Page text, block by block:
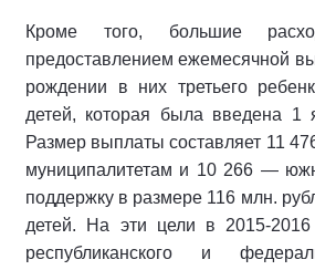
Кроме того, большие
предоставлением ежемесячной
рождении в них третьего
детей, которая была введена 1
Размер выплаты составляет 11
муниципалитетам и 10 266 —
поддержку в размере 116 млн.
детей. На эти цели в 2015-2016
республиканского и